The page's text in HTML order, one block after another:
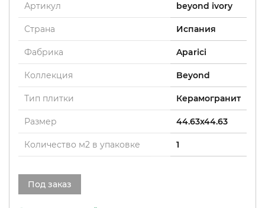
Артикул beyond ivory
Страна Испания
Фабрика Aparici
Коллекция Beyond
Тип плитки Керамогранит
Размер 44.63x44.63
Количество м2 в упаковке 1
Под заказ